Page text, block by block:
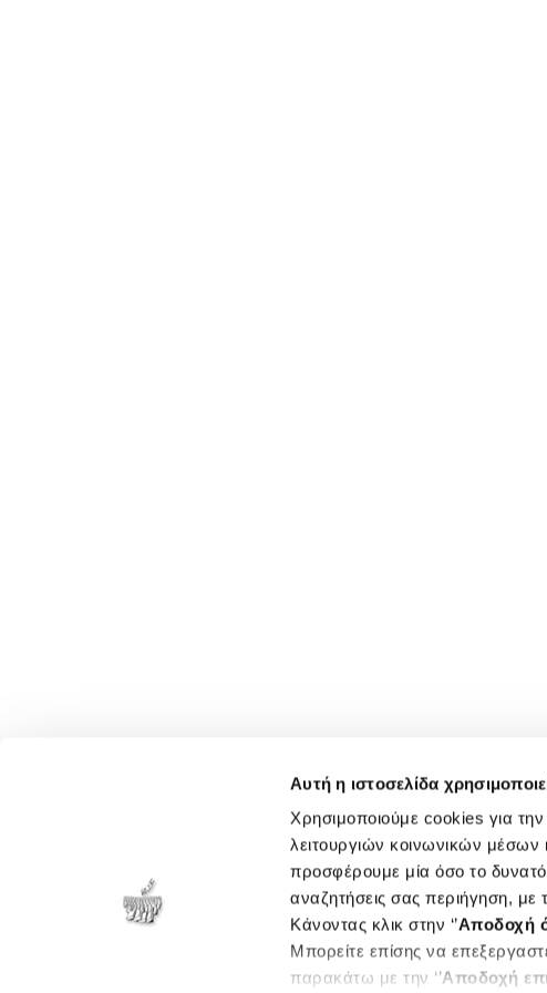
Αυτή η ιστοσελίδα
Χρησιμοποιούμε cookies για
λειτουργιών κοινωνικών μέσων
προσφέρουμε μία όσο το δυνατό
αναζητήσεις σας περιήγηση, με
Κάνοντας κλικ στην ‘’Αποδοχή
Μπορείτε επίσης να
παρακάτω με την ‘’Αποδοχή